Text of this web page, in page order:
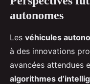
autonomes
Les véhicules
à des innovations
avancées attendues
algorithmes